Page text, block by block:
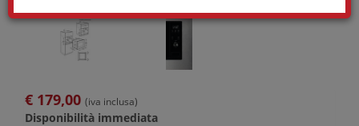
€ 179,00 (iva inclusa)
Disponibilità immediata